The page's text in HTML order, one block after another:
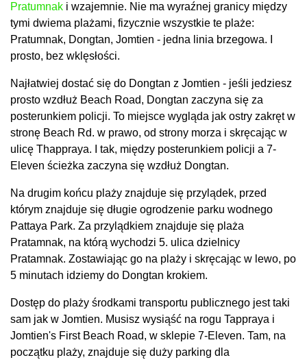
Pratumnak i wzajemnie. Nie ma wyraźnej granicy między
tymi dwiema plażami, fizycznie wszystkie te plaże:
Pratumnak, Dongtan, Jomtien - jedna linia brzegowa. I
prosto, bez wklęsłości.
Najłatwiej dostać się do Dongtan z Jomtien - jeśli jedziesz
prosto wzdłuż Beach Road, Dongtan zaczyna się za
posterunkiem policji. To miejsce wygląda jak ostry zakręt w
stronę Beach Rd. w prawo, od strony morza i skręcając w
ulicę Thappraya. I tak, między posterunkiem policji a 7-
Eleven ścieżka zaczyna się wzdłuż Dongtan.
Na drugim końcu plaży znajduje się przylądek, przed
którym znajduje się długie ogrodzenie parku wodnego
Pattaya Park. Za przylądkiem znajduje się plaża
Pratamnak, na którą wychodzi 5. ulica dzielnicy
Pratamnak. Zostawiając go na plaży i skręcając w lewo, po
5 minutach idziemy do Dongtan krokiem.
Dostęp do plaży środkami transportu publicznego jest taki
sam jak w Jomtien. Musisz wysiąść na rogu Tappraya i
Jomtien's First Beach Road, w sklepie 7-Eleven. Tam, na
początku plaży, znajduje się duży parking dla